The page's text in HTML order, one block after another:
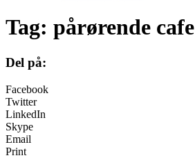
Tag: pårørende cafe
Del på:
Facebook
Twitter
LinkedIn
Skype
Email
Print